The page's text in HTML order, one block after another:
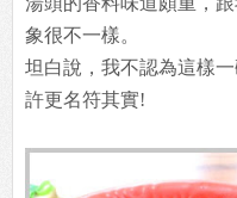
象很不一樣。
坦白說，我不認為這樣
許更名符其實!